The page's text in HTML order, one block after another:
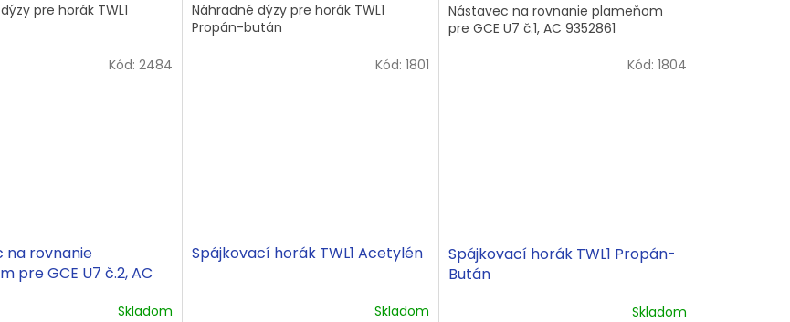
pre horák TWL1
Náhradné dýzy pre horák TWL1
Propán-bután
Nástavec na rovnanie plameňom
pre GCE U7 č.1, AC 9352861
na rovnanie
pre GCE U7 č.2, AC
Skladom
Kód: 2484
Spájkovací horák TWL1 Acetylén
Skladom
Kód: 1801
Spájkovací horák TWL1 Propán-
Bután
Skladom
Kód: 1804